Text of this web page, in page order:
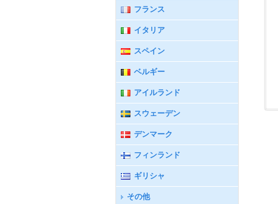
フランス
イタリア
スペイン
ベルギー
アイルランド
スウェーデン
デンマーク
フィンランド
ギリシャ
その他